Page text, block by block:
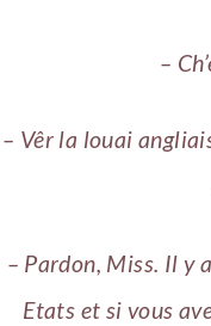
–
– Vêr la louai
– Pardon, Miss. Il y
Etats et si vous